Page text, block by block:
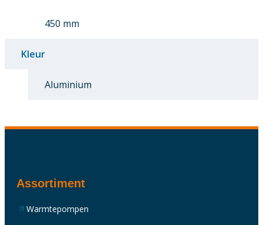
450 mm
Kleur
Aluminium
Assortiment
Warmtepompen